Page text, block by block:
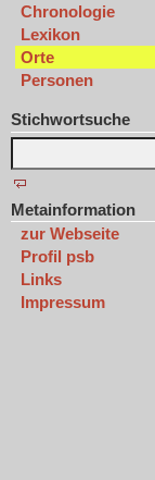
Chronologie
Lexikon
Orte
Personen
Stichwortsuche
Metainformation
zur Webseite
Profil psb
Links
Impressum